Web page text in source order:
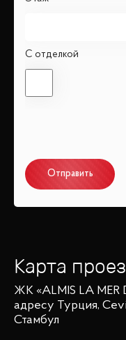
С отделкой
Отправить
Карта
ЖК «ALMIS LA MER
адресу Турция,
Стамбул